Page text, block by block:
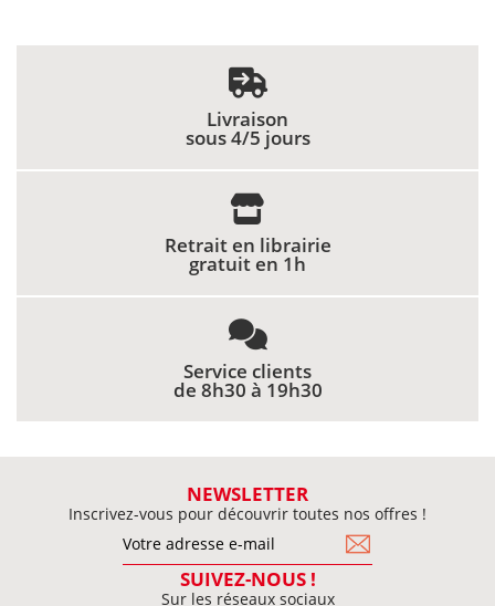
Livraison
sous 4/5 jours
Retrait en librairie
gratuit en 1h
Service clients
de 8h30 à 19h30
NEWSLETTER
Inscrivez-vous pour découvrir toutes nos offres !
SUIVEZ-NOUS !
Sur les réseaux sociaux